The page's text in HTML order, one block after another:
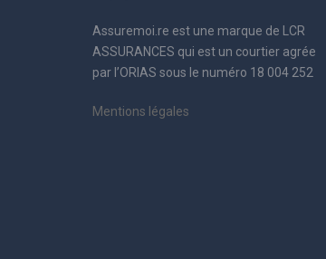
Assuremoi.re est une marque de LCR
ASSURANCES qui est un courtier agrée
par l’ORIAS sous le numéro 18 004 252
Mentions légales